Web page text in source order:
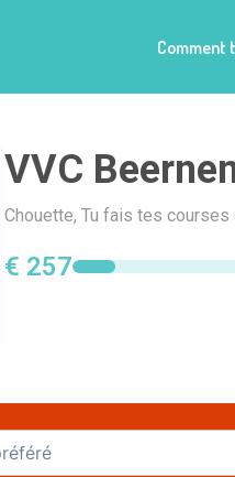
Comment
VVC
Chouette, Tu fais tes
€ 257